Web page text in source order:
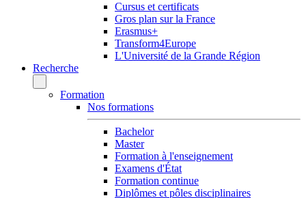
Cursus et certificats
Gros plan sur la France
Erasmus+
Transform4Europe
L'Université de la Grande Région
Recherche
Formation
Nos formations
Bachelor
Master
Formation à l'enseignement
Examens d'État
Formation continue
Diplômes et pôles disciplinaires